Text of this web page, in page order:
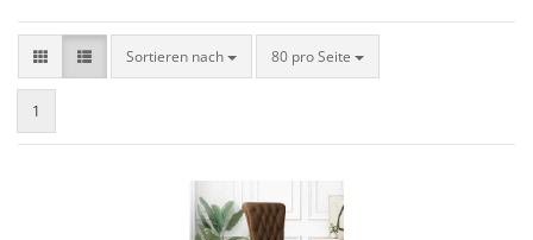
Sortieren nach
Sortieren nach 80 pro Seite
pro Seite
1